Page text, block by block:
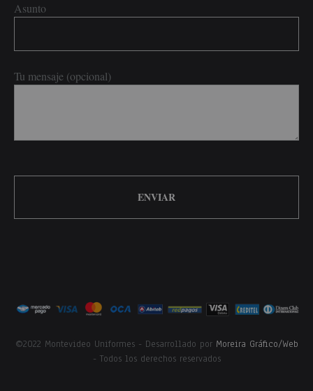
Asunto
Tu mensaje (opcional)
©2022 Montevideo Uniformes - Desarrollado por Moreira Gráfico/Web
- Todos los derechos reservados